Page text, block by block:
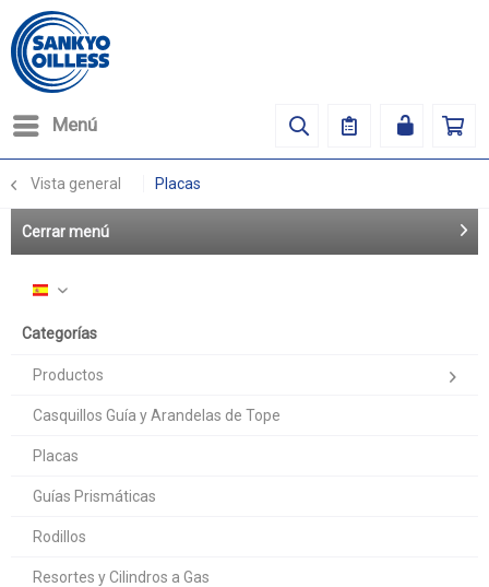
Menú
Vista general Placas
Cerrar menú
Español
Categorías
Productos
Casquillos Guía y Arandelas de Tope
Placas
Guías Prismáticas
Rodillos
Resortes y Cilindros a Gas